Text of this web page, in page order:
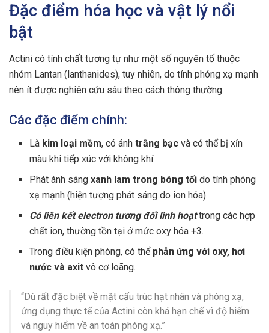
Đặc điểm hóa học và vật lý nổi
bật
Actini có tính chất tương tự như một số nguyên tố thuộc
nhóm Lantan (lanthanides), tuy nhiên, do tính phóng xạ mạnh
nên ít được nghiên cứu sâu theo cách thông thường.
Các đặc điểm chính:
Là kim loại mềm, có ánhtrắng bạc và có thể bị xỉn
màu khi tiếp xúc với không khí.
Phát ánh sángxanh lam trong bóng tối do tính phóng
xạ mạnh (hiện tượng phát sáng do ion hóa).
Có liên kết electron tương đối linh hoạttrong các hợp
chất ion, thường tồn tại ở mức oxy hóa +3.
Trong điều kiện phòng, có thể phản ứng với oxy, hơi
nước và axit vô cơ loãng.
“Dù rất đặc biệt về mặt cấu trúc hạt nhân và phóng xạ,
ứng dụng thực tế của Actini còn khá hạn chế vì độ hiếm
và nguy hiểm về an toàn phóng xạ.”